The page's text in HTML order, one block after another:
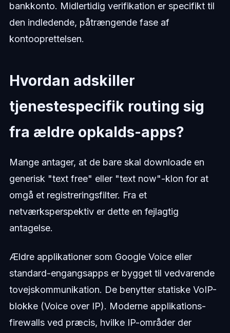
bankkonto. Midlertidig verifikation er specifikt til
den indledende, påtrængende fase af
kontooprettelsen.
Hvordan adskiller
tjenestespecifik routing sig
fra ældre opkalds-apps?
Mange antager, at de bare skal downloade en
generisk "text free" eller "text now"-klon for at
omgå et registreringsfilter. Fra et
netværksperspektiv er dette en fejlagtig
antagelse.
Ældre applikationer som Google Voice eller
standard-engangsapps er bygget til vedvarende
tovejskommunikation. De benytter statiske VoIP-
blokke (Voice over IP). Moderne applikations-
firewalls ved præcis, hvilke IP-områder der